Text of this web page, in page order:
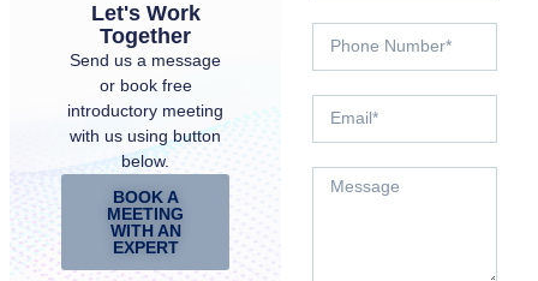
Let's Work
Together
Send us a message
or book free
introductory meeting
with us using button
below.
BOOK A
MEETING
WITH AN
EXPERT